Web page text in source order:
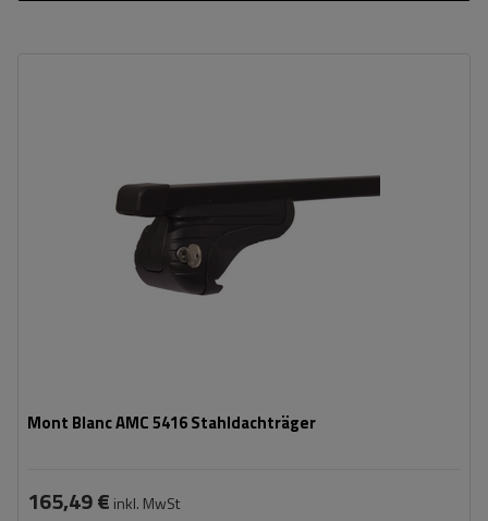
Mont Blanc AMC 5416 Stahldachträger
165,49 € inkl. MwSt